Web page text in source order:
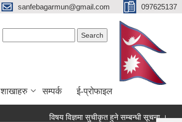
sanfebagarmun@gmail.com 097625137
शाखाहरु सम्पर्क ई-प्रोफाइल
विषय विज्ञमा सुचीकृत हुने सम्बन्धी सूचना ।